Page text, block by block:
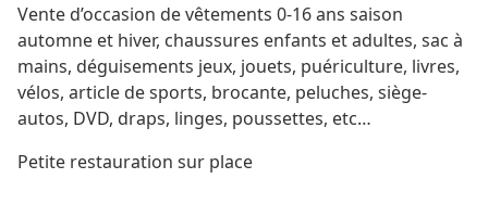
Vente d’occasion de vêtements 0-16 ans saison
automne et hiver, chaussures enfants et adultes, sac à
mains, déguisements jeux, jouets, puériculture, livres,
vélos, article de sports, brocante, peluches, siège-
autos, DVD, draps, linges, poussettes, etc…
Petite restauration sur place